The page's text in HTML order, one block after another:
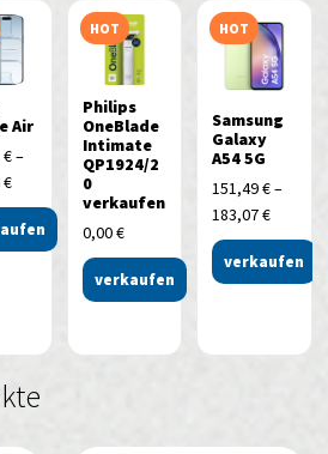
Air
€–
€
HOT
Philips
OneBlade
Intimate
QP1924/2
0
verkaufen
0,00€
verkaufen
HOT
Samsung
Galaxy
A54 5G
151,49€–
183,07€
verkaufen